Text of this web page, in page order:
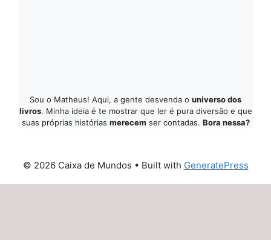
Sou o Matheus! Aqui, a gente desvenda o universo dos
livros. Minha ideia é te mostrar que ler é pura diversão e que
suas próprias histórias merecem ser contadas. Bora nessa?
© 2026 Caixa de Mundos • Built with GeneratePress